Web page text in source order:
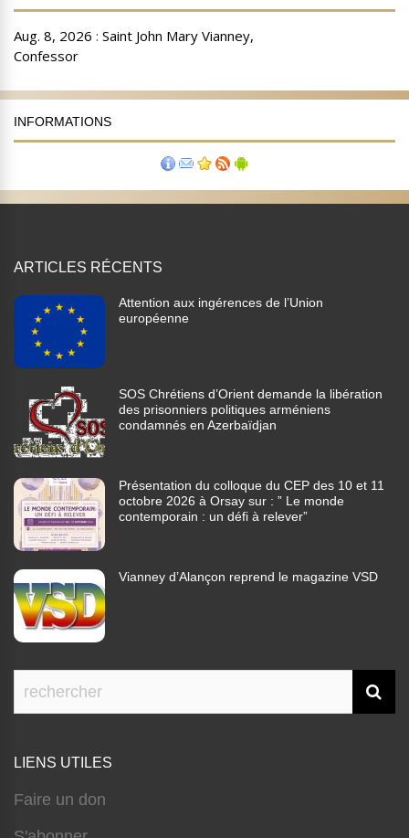
INFORMATIONS
ARTICLES RÉCENTS
Attention aux ingérences de l’Union
européenne
SOS Chrétiens d’Orient demande la libération
des prisonniers politiques arméniens
condamnés en Azerbaïdjan
Présentation du colloque du CEP des 10 et 11
octobre 2026 à Orsay sur : ” Le monde
contemporain : un défi à relever”
Vianney d’Alançon reprend le magazine VSD
LIENS UTILES
Faire un don